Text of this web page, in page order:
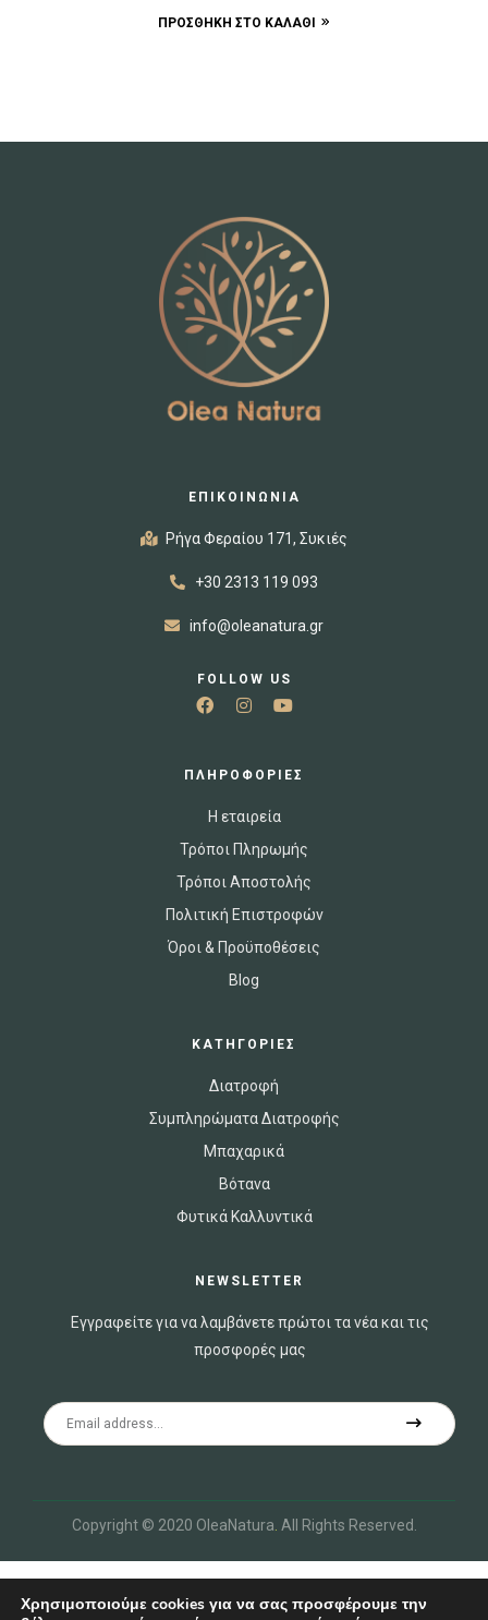
ΠΡΟΣΘΉΚΗ ΣΤΟ ΚΑΛΆΘΙ
ΕΠΙΚΟΙΝΩΝΙΑ
Ρήγα Φεραίου 171, Συκιές
+30 2313 119 093
info@oleanatura.gr
FOLLOW US
ΠΛΗΡΟΦΟΡΙΕΣ
Η εταιρεία
Τρόποι Πληρωμής
Τρόποι Αποστολής
Πολιτική Επιστροφών
Όροι & Προϋποθέσεις
Blog
ΚΑΤΗΓΟΡΙΕΣ
Διατροφή
Συμπληρώματα Διατροφής
Μπαχαρικά
Βότανα
Φυτικά Καλλυντικά
NEWSLETTER
Εγγραφείτε για να λαμβάνετε πρώτοι τα νέα και τις
προσφορές μας
Copyright © 2020 OleaNatura All Rights Reserved.
Χρησιμοποιούμε cookies για να σας προσφέρουμε την